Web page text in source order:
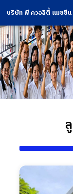
บริษัท พี ควอลิตี้ แมชชี